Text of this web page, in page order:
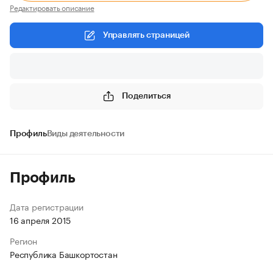
Редактировать описание
Управлять страницей
Поделиться
ПрофильВиды деятельности
Профиль
Дата регистрации
16 апреля 2015
Регион
Республика Башкортостан